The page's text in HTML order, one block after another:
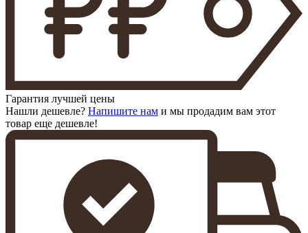
Гарантия лучшей цены
Нашли дешевле? Напишите нам и мы продадим вам этот
товар еще дешевле!